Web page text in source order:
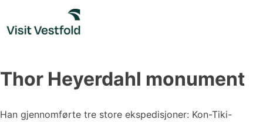
content
Thor Heyerdahl monument
​​​​Han gjennomførte tre store ekspedisjoner: Kon-Tiki-